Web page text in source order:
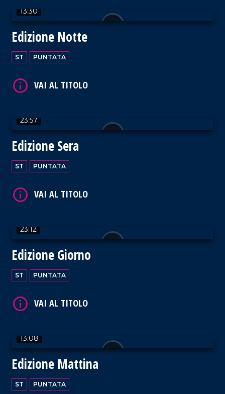
13:30
Edizione Notte
ST PUNTATA
23:57
Edizione Sera
ST PUNTATA
23:12
Edizione Giorno
ST PUNTATA
13:08
Edizione Mattina
ST PUNTATA